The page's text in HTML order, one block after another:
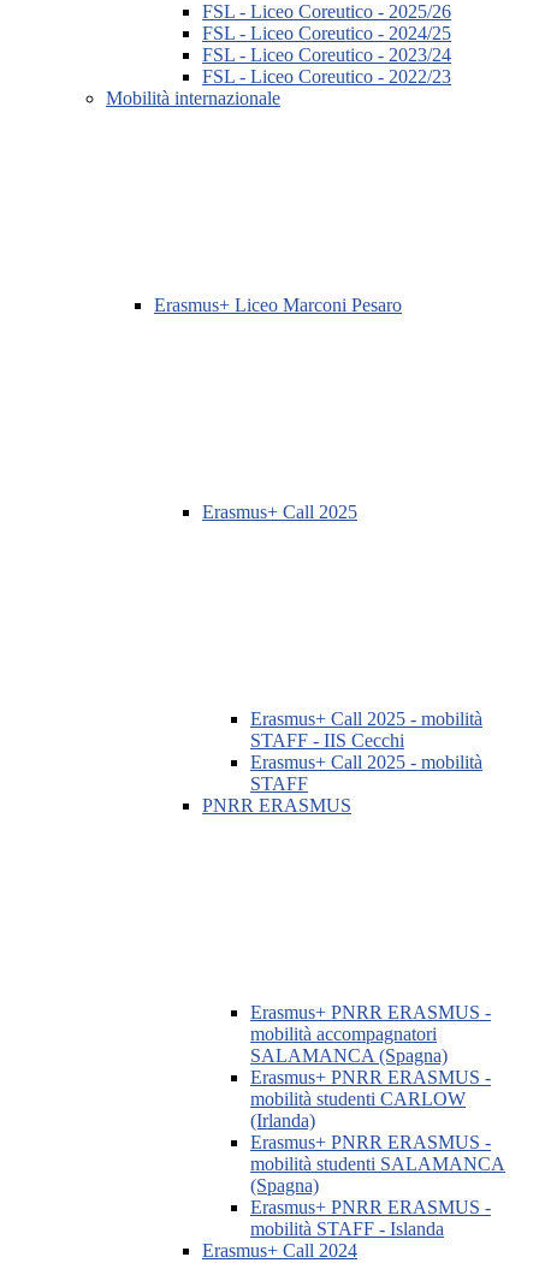
FSL - Liceo Coreutico - 2025/26
FSL - Liceo Coreutico - 2024/25
FSL - Liceo Coreutico - 2023/24
FSL - Liceo Coreutico - 2022/23
Mobilità internazionale
Erasmus+ Liceo Marconi Pesaro
Erasmus+ Call 2025
Erasmus+ Call 2025 - mobilità
STAFF - IIS Cecchi
Erasmus+ Call 2025 - mobilità
STAFF
PNRR ERASMUS
Erasmus+ PNRR ERASMUS -
mobilità accompagnatori
SALAMANCA (Spagna)
Erasmus+ PNRR ERASMUS -
mobilità studenti CARLOW
(Irlanda)
Erasmus+ PNRR ERASMUS -
mobilità studenti SALAMANCA
(Spagna)
Erasmus+ PNRR ERASMUS -
mobilità STAFF - Islanda
Erasmus+ Call 2024